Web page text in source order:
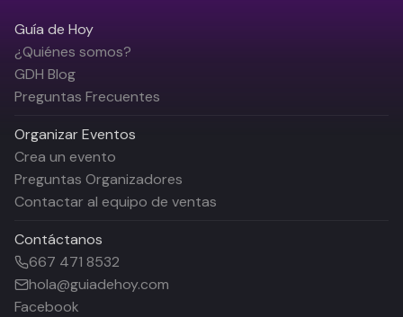
Guía de Hoy
¿Quiénes somos?
GDH Blog
Preguntas Frecuentes
Organizar Eventos
Crea un evento
Preguntas Organizadores
Contactar al equipo de ventas
Contáctanos
667 471 8532
hola@guiadehoy.com
Facebook